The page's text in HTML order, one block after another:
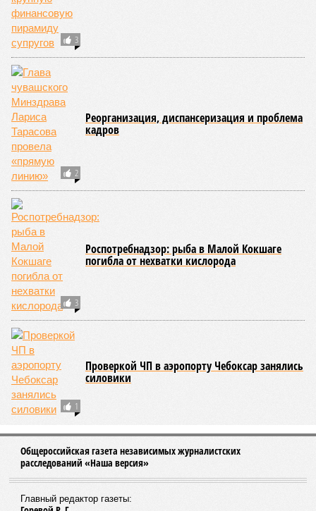
высокого класса.
В том же году был проведён первый официальный
чемпионат по керешу, участие в котором приняли
сильнейшие борцы со всех районов Чувашии; турнир
наглядно продемонстрировал динамичный и зрелищный
характер этого вида спорта.
Керешу включён в перечень приоритетных спортивных
дисциплин на территории Чувашской Республики. Кроме
того, данное единоборство уже имеет опыт выхода на
международную арену: оно входило в программу I и II
Всемирных игр национальных видов единоборств, которые
проводились в Чувашии, что говорит о расширении
географии интереса к этой борьбе за пределами региона.
Отредактировано:22.07.2026 13:47
КОММЕНТАРИИ
ПОСЛЕДНИЕ НОВОСТИ
07/08
В Чебоксарах в ближайшие годы не будут
после вмешательства прокуратуры
жителя Чебоксар
05/08
В Чебоксарах снесут 46 строений рядом с